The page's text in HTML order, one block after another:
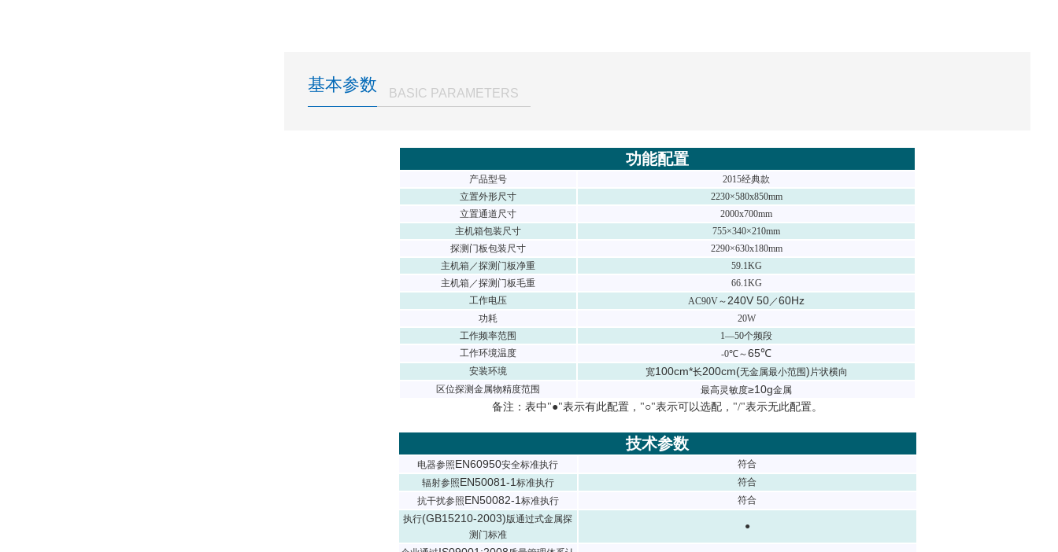
基本参数 BASIC PARAMETERS
功能配置
产品型号 2015经典款
立置外形尺寸
2230×580x850mm
立置通道尺寸
2000x700mm
主机箱包装尺寸
755×340×210mm
探测门板包装尺寸
2290×630x180mm
主机箱／探测门板净重
59.1KG
主机箱／探测门板毛重
66.1KG
工作电压
AC90V～ 240V 50／60Hz
功耗
20W
工作频率范围
1—50个频段
工作环境温度
-0℃～65℃
安装环境 宽100cm*长200cm(无金属最小范围) 片状横向
区位探测金属物精度范围
最高灵敏度≥10g金属
备注：表中"●"表示有此配置，"○"表示可以选配，"/"表示无此配置。
技术参数
电器参照EN60950安全标准执行
符合
辐射参照EN50081-1 标准执行
符合
抗干扰参照EN50082-1标准执行
符合
执行(GB15210-2003)版通过式金属探
测门标准
●